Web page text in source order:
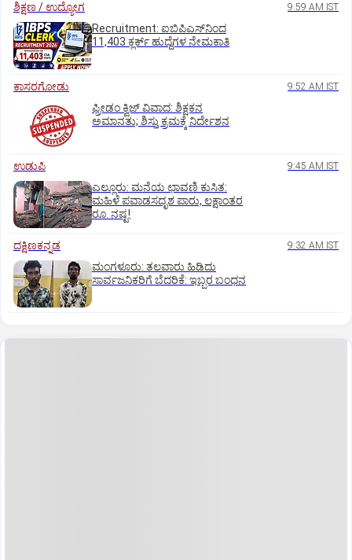
ಶಿಕ್ಷಣ / ಉದ್ಯೋಗ 9:59 AM IST
Recruitment: ಐಬಿಪಿಎಸ್‌ನಿಂದ
11,403 ಕ್ಲರ್ಕ್‌ ಹುದ್ದೆಗಳ ನೇಮಕಾತಿ
ಕಾಸರಗೋಡು 9:52 AM IST
ಫ್ರೀಡಂ ಕ್ವಿಜ್‌ ವಿವಾದ: ಶಿಕ್ಷಕನ
ಅಮಾನತು; ಶಿಸ್ತು ಕ್ರಮಕ್ಕೆ ನಿರ್ದೇಶನ
ಉಡುಪಿ 9:45 AM IST
ಎಲ್ಲೂರು: ಮನೆಯ ಛಾವಣಿ ಕುಸಿತ:
ಮಹಿಳೆ ಪವಾಡಸದೃಶ ಪಾರು, ಲಕ್ಷಾಂತರ
ರೂ. ನಷ್ಟ!
ದಕ್ಷಿಣಕನ್ನಡ 9:32 AM IST
ಮಂಗಳೂರು: ತಲವಾರು ಹಿಡಿದು
ಸಾರ್ವಜನಿಕರಿಗೆ ಬೆದರಿಕೆ: ಇಬ್ಬರ ಬಂಧನ